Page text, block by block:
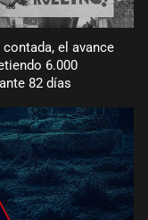
el avance
6.000
82 días